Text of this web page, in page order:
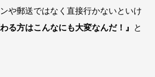
や郵送ではなく直接行かないといけ
わる方はこんなにも大変なんだ！』
と